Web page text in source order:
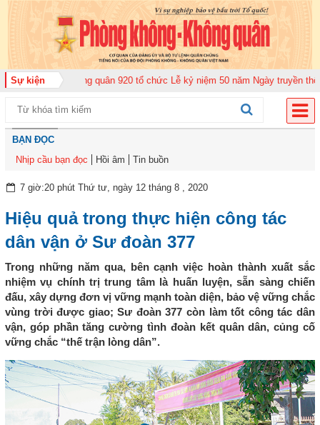
Sự kiện
đoàn Không quân 920 tổ chức Lễ kỷ niệm 50 năm Ngày truyền thống
BẠN ĐỌC
Nhịp cầu bạn đọc
Hồi âm Tin buồn
7 giờ:20 phút Thứ tư, ngày 12 tháng 8 , 2020
Hiệu quả trong thực hiện công tác
dân vận ở Sư đoàn 377
Trong những năm qua, bên cạnh việc hoàn thành xuất sắc
nhiệm vụ chính trị trung tâm là huấn luyện, sẵn sàng chiến
đấu, xây dựng đơn vị vững mạnh toàn diện, bảo vệ vững chắc
vùng trời được giao; Sư đoàn 377 còn làm tốt công tác dân
vận, góp phần tăng cường tình đoàn kết quân dân, củng cố
vững chắc “thế trận lòng dân”.